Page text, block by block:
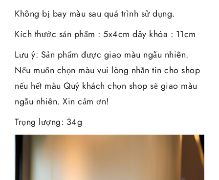
Không bị bay màu sau quá trình sử dụng.
Kích thước sản phẩm : 5x4cm dây khóa : 11cm
Lưu ý: Sản phẩm được giao màu ngẫu nhiên.
Nếu muốn chọn màu vui lòng nhắn tin cho shop
nếu hết màu Quý khách chọn shop sẽ giao màu
ngẫu nhiên. Xin cảm ơn!
Trọng lượng: 34g